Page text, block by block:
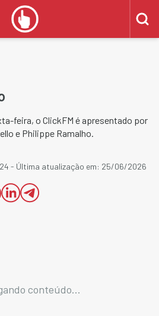
feira, o ClickFM é apresentado por
e Philippe Ramalho.
- Última atualização em: 25/06/2026
conteúdo...